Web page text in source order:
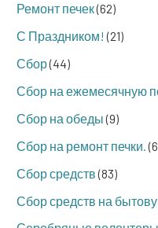
Ремонт печек(62)
С Праздником! (21)
Сбор(44)
Сбор на ежемесячную
Сбор на обеды(9)
Сбор на ремонт печки.
Сбор средств(83)
Сбор средств на